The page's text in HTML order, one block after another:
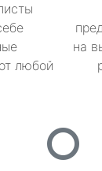
любой
на